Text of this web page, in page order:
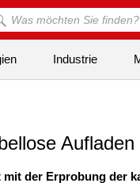
Industrie
mit der Erprobung der